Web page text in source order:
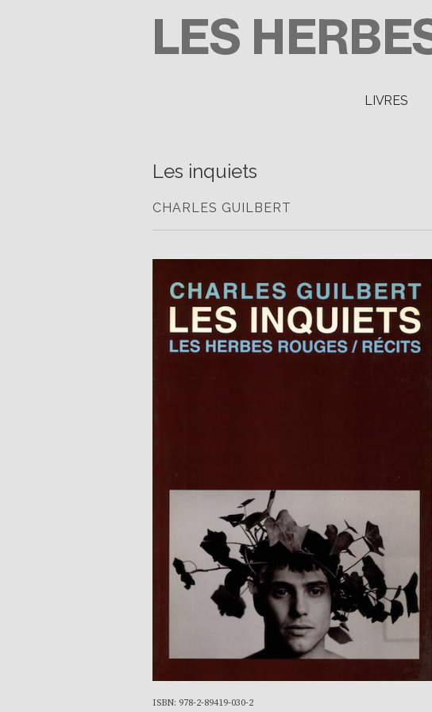
LIVRES
Les inquiets
CHARLES GUILBERT
ISBN: 978-2-89419-030-2